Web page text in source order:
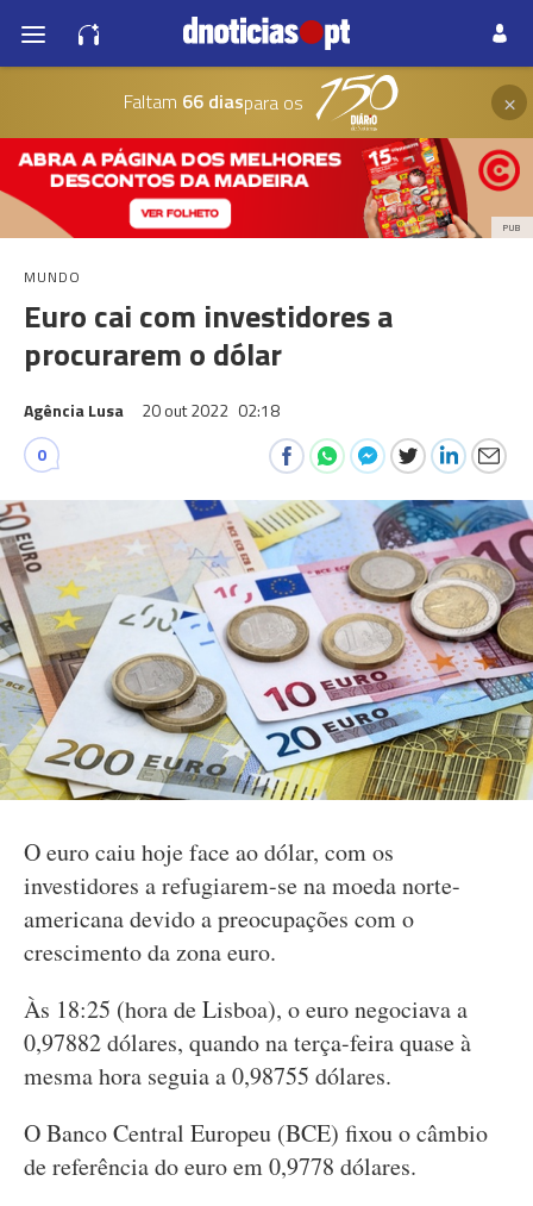
Faltam 66 diaspara os ×
PUB
MUNDO
Euro cai com investidores a
procurarem o dólar
Agência Lusa 20 out 2022 02:18
0
O euro caiu hoje face ao dólar, com os
investidores a refugiarem-se na moeda norte-
americana devido a preocupações com o
crescimento da zona euro.
Às 18:25 (hora de Lisboa), o euro negociava a
0,97882 dólares, quando na terça-feira quase à
mesma hora seguia a 0,98755 dólares.
O Banco Central Europeu (BCE) fixou o câmbio
de referência do euro em 0,9778 dólares.